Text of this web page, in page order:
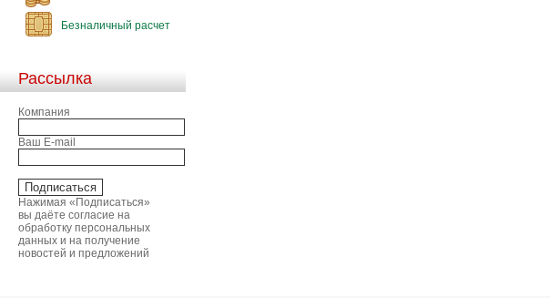
Безналичный расчет
Рассылка
Компания
Ваш E-mail
Нажимая «Подписаться»
вы даёте согласие на
обработку персональных
данных и на получение
новостей и предложений